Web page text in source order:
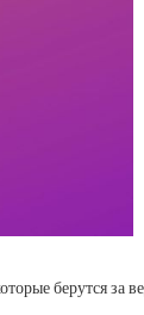
берутся за